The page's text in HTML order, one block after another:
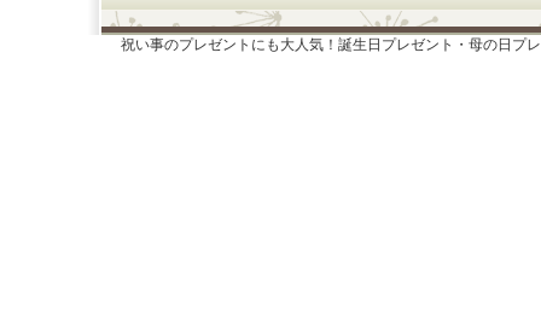
祝い事のプレゼントにも大人気！誕生日プレゼント・母の日プ